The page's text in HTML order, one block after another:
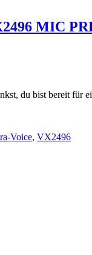
MIC
du bist bereit für
Voice, VX2496